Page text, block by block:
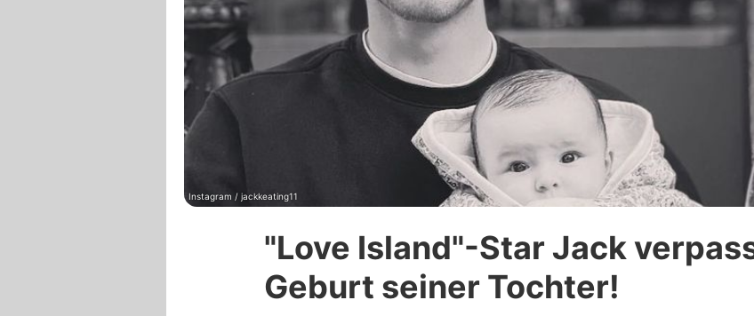
App runterladen
Team
Redaktionelle Richtlinien
Impressum
Datenschutzerklärung
Nutzungsbedingungen
Utiq verwalten
Instagram / jackkeating11
"Love Island"-Star Jack
Geburt seiner Tochter!